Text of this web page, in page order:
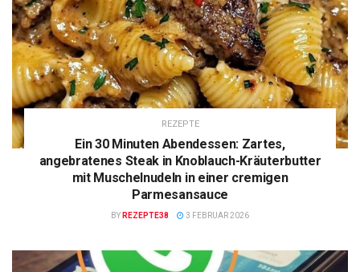
REZEPTE
Ein 30 Minuten Abendessen: Zartes,
angebratenes Steak in Knoblauch-Kräuterbutter
mit Muschelnudeln in einer cremigen
Parmesansauce
BY REZEPTE38 3 FEBRUAR 2026